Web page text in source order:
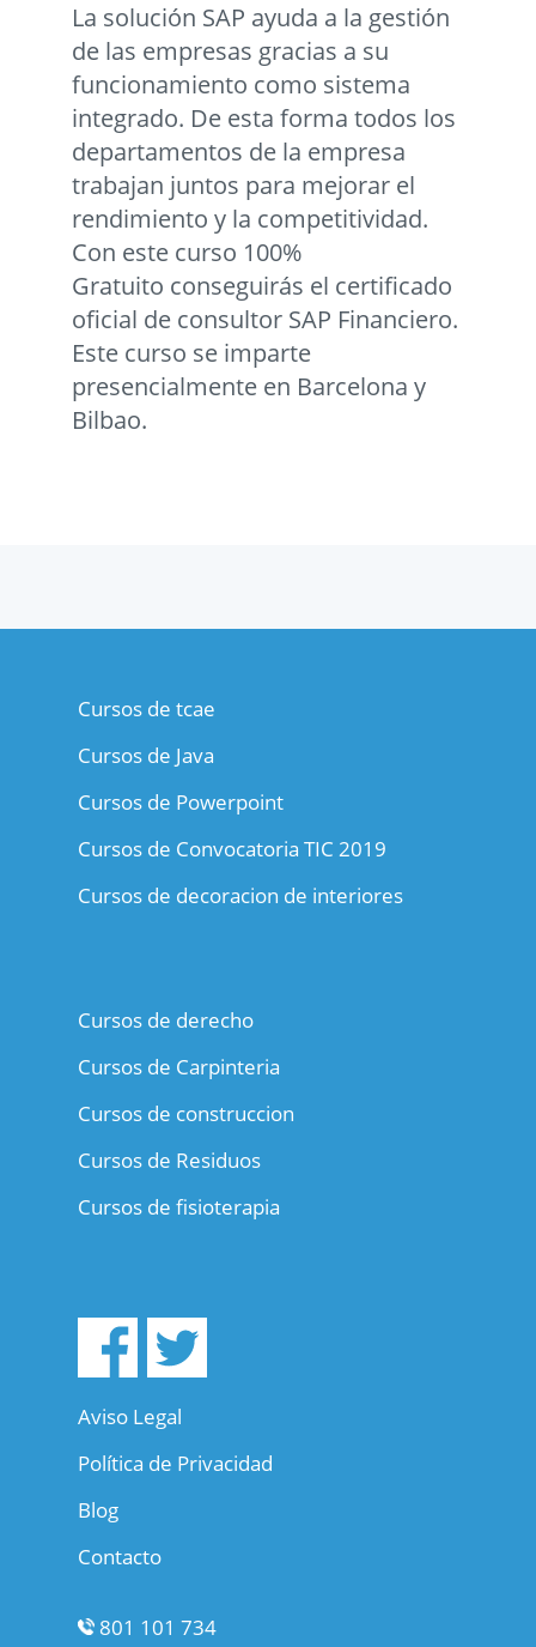
La solución SAP ayuda a la gestión
de las empresas gracias a su
funcionamiento como sistema
integrado. De esta forma todos los
departamentos de la empresa
trabajan juntos para mejorar el
rendimiento y la competitividad.
Con este curso 100%
Gratuito conseguirás el certificado
oficial de consultor SAP Financiero.
Este curso se imparte
presencialmente en Barcelona y
Bilbao.
Cursos de tcae
Cursos de Java
Cursos de Powerpoint
Cursos de Convocatoria TIC 2019
Cursos de decoracion de interiores
Cursos de derecho
Cursos de Carpinteria
Cursos de construccion
Cursos de Residuos
Cursos de fisioterapia
Aviso Legal
Política de Privacidad
Blog
Contacto
801 101 734